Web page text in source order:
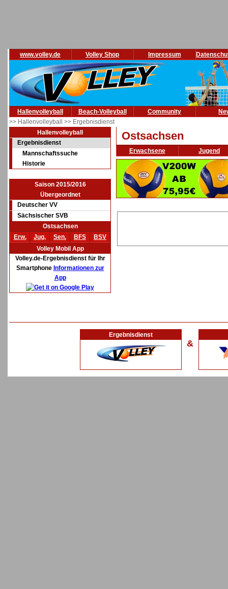
www.volley.de Volley Shop Impressum
Hallenvolleyball Beach-Volleyball Community
>> Hallenvolleyball >> Ergebnisdienst
Hallenvolleyball
Ergebnisdienst
Mannschaftssuche
Historie
Saison 2015/2016
Übergeordnet
Deutscher VV
Sächsischer SVB
Ostsachsen
Erw.
Jug. Sen. BFS
BSV
Volley Mobil App
Volley.de-Ergebnisdienst für Ihr
Smartphone Informationen zur
App
Ostsachsen
Erwachsene Jugend
Ergebnisdienst
&